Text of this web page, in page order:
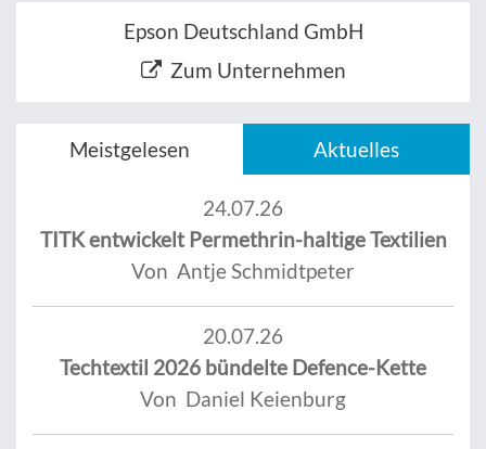
Epson Deutschland GmbH
Zum Unternehmen
Meistgelesen Aktuelles
24.07.26
TITK entwickelt Permethrin-haltige Textilien
Von Antje Schmidtpeter
20.07.26
Techtextil 2026 bündelte Defence-Kette
Von Daniel Keienburg